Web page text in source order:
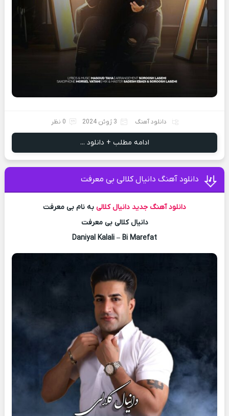
دانلود آهنگ 3 ژوئن 2024 0 نظر
ادامه مطلب + دانلود ...
دانلود آهنگ دانیال کلالی بی معرفت
دانلود آهنگ جدید دانیال کلالی به نام بی معرفت
دانیال کلالی بی معرفت
Daniyal Kalali – Bi Marefat